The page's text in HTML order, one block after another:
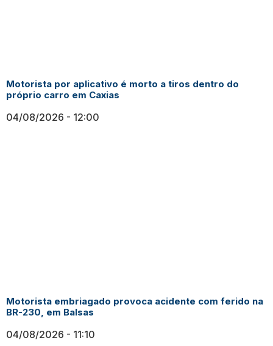
Motorista por aplicativo é morto a tiros dentro do
próprio carro em Caxias
04/08/2026 12:00
Motorista embriagado provoca acidente com ferido na
BR-230, em Balsas
04/08/2026 11:10